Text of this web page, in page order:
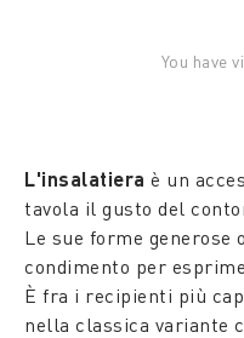
You have
L'insalatiera è un
tavola il gusto del
Le sue forme
condimento per
È fra i recipienti più
nella classica variante